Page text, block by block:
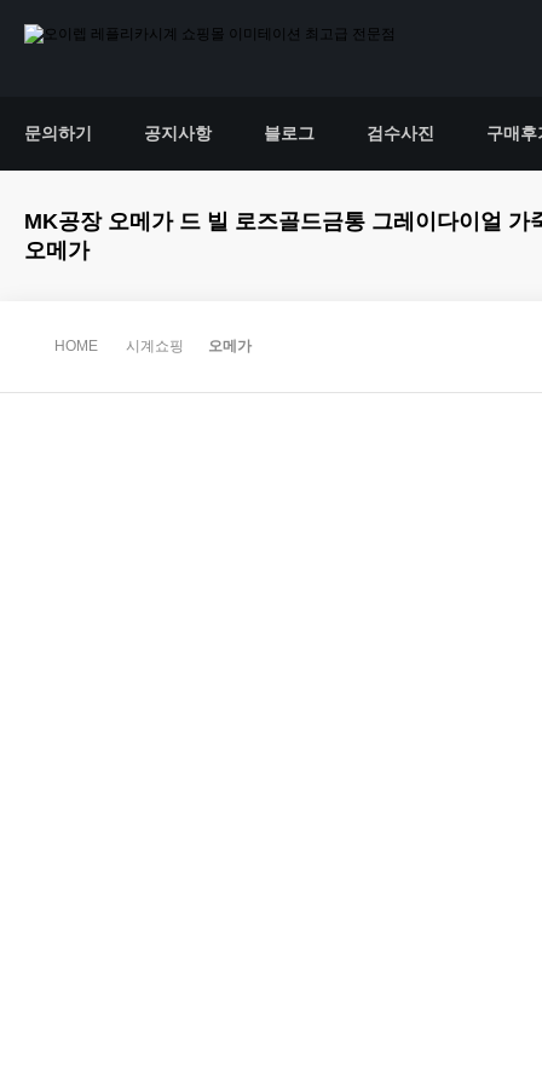
문의하기 공지사항 블로그 검수사진 구매후
MK공장 오메가 드 빌 로즈골드금통 그레이다이얼
오메가
HOME 시계쇼핑 오메가